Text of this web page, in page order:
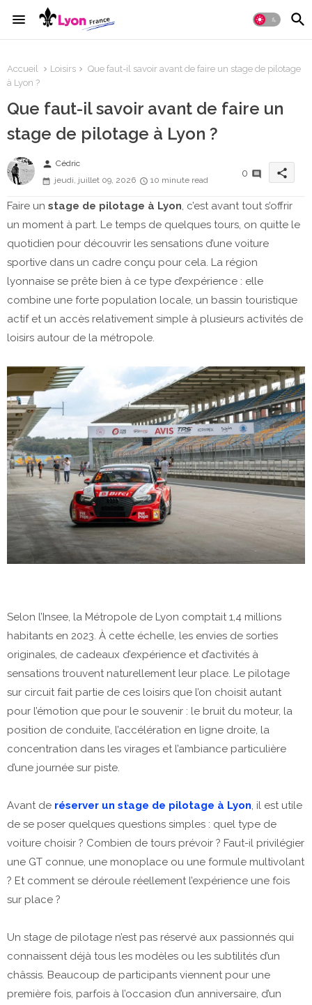
Accueil Loisirs
Que faut-il savoir avant de faire un stage de pilotage
à Lyon ?
Que faut-il savoir avant de faire un
stage de pilotage à Lyon ?
person Cédric
jeudi, juillet 09, 2026
10 minute read
0 share
Faire un stage de pilotage à Lyon , c’est avant tout s’offrir
un moment à part. Le temps de quelques tours, on quitte le
quotidien pour découvrir les sensations d’une voiture
sportive dans un cadre conçu pour cela. La région
lyonnaise se prête bien à ce type d’expérience : elle
combine une forte population locale, un bassin touristique
actif et un accès relativement simple à plusieurs activités de
loisirs autour de la métropole.
Selon l’Insee, la Métropole de Lyon comptait 1,4 millions
habitants en 2023. À cette échelle, les envies de sorties
originales, de cadeaux d’expérience et d’activités à
sensations trouvent naturellement leur place. Le pilotage
sur circuit fait partie de ces loisirs que l’on choisit autant
pour l’émotion que pour le souvenir : le bruit du moteur, la
position de conduite, l’accélération en ligne droite, la
concentration dans les virages et l’ambiance particulière
d’une journée sur piste.
Avant de réserver un stage de pilotage à Lyon, il est utile
de se poser quelques questions simples : quel type de
voiture choisir ? Combien de tours prévoir ? Faut-il privilégier
une GT connue, une monoplace ou une formule multivolant
? Et comment se déroule réellement l’expérience une fois
sur place ?
Un stage de pilotage n’est pas réservé aux passionnés qui
connaissent déjà tous les modèles ou les subtilités d’un
châssis. Beaucoup de participants viennent pour une
première fois, parfois à l’occasion d’un anniversaire, d’un